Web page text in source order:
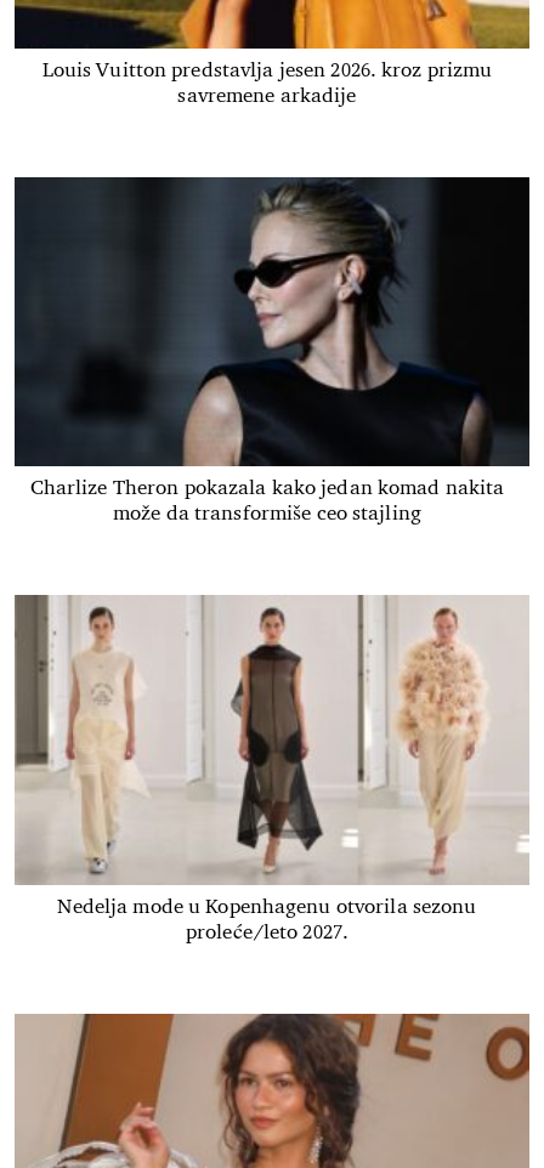
Louis Vuitton predstavlja jesen 2026. kroz prizmu
savremene arkadije
Charlize Theron pokazala kako jedan komad nakita
može da transformiše ceo stajling
Nedelja mode u Kopenhagenu otvorila sezonu
proleće/leto 2027.